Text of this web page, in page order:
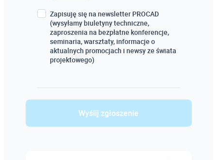
Zapisuję się na newsletter PROCAD
(wysyłamy biuletyny techniczne,
zaproszenia na bezpłatne konferencje,
seminaria, warsztaty, informacje o
aktualnych promocjach i newsy ze świata
projektowego)
Wyślij zgłoszenie